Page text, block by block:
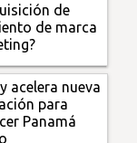
de
de marca
acelera nueva
para
Panamá